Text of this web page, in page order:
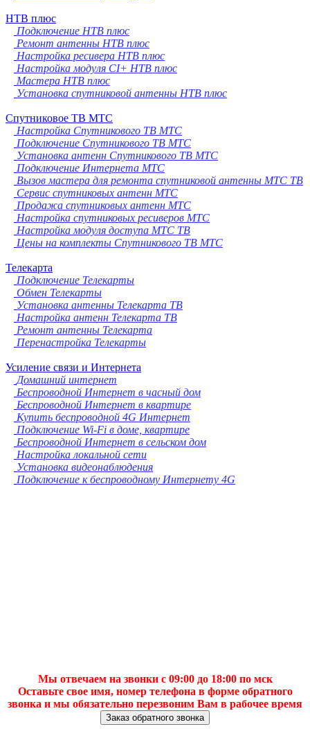
НТВ плюс
Подключение НТВ плюс
Ремонт антенны НТВ плюс
Настройка ресивера НТВ плюс
Настройка модуля CI+ НТВ плюс
Мастера НТВ плюс
Установка спутниковой антенны НТВ плюс
Спутниковое ТВ МТС
Настройка Спутникового ТВ МТС
Подключение Спутникового ТВ МТС
Установка антенн Спутникового ТВ МТС
Подключение Интернета МТС
Вызов мастера для ремонта спутниковой антенны МТС ТВ
Сервис спутниковых антенн МТС
Продажа спутниковых антенн МТС
Настройка спутниковых ресиверов МТС
Настройка модуля доступа МТС ТВ
Цены на комплекты Спутникового ТВ МТС
Телекарта
Подключение Телекарты
Обмен Телекарты
Установка антенны Телекарта ТВ
Настройка антенн Телекарта ТВ
Ремонт антенны Телекарта
Перенастройка Телекарты
Усиление связи и Интернета
Домашний интернет
Беспроводной Интернет в часный дом
Беспроводной Интернет в квартире
Купить беспроводной 4G Интернет
Подключение Wi-Fi в доме, квартире
Беспроводной Интернет в сельском дом
Настройка локальной сети
Установка видеонаблюдения
Подключение к беспроводному Интернету 4G
Мы отвечаем на звонки с 09:00 до 18:00 по мск
Оставьте свое имя, номер телефона в форме обратного
звонка и мы обязательно перезвоним Вам в рабочее время
Заказ обратного звонка